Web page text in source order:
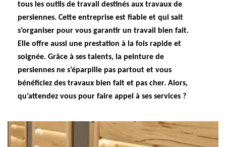
tous les outils de travail destinés aux travaux de
persiennes. Cette entreprise est fiable et qui sait
s’organiser pour vous garantir un travail bien fait.
Elle offre aussi une prestation à la fois rapide et
soignée. Grâce à ses talents, la peinture de
persiennes ne s’éparpille pas partout et vous
bénéficiez des travaux bien fait et pas cher. Alors,
qu’attendez vous pour faire appel à ses services ?